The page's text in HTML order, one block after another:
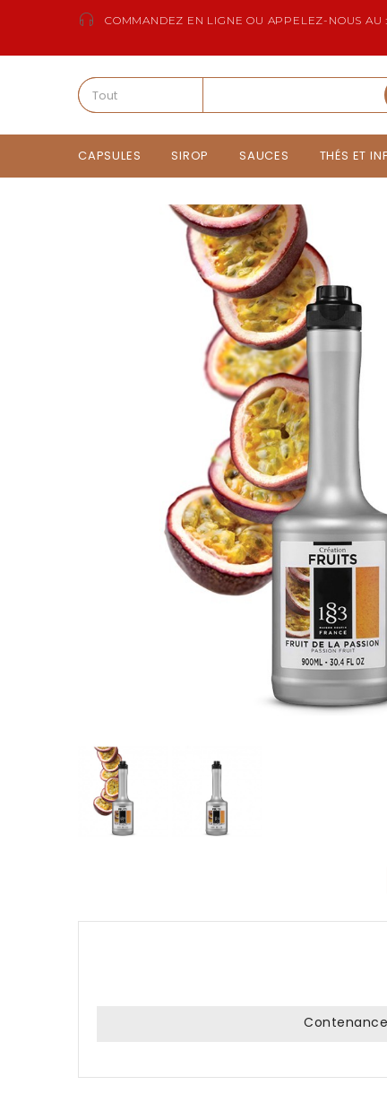
COMMANDEZ EN LIGNE OU APPELEZ-NOUS AU
CAPSULES SIROP SAUCES THÉS ET
Contenance